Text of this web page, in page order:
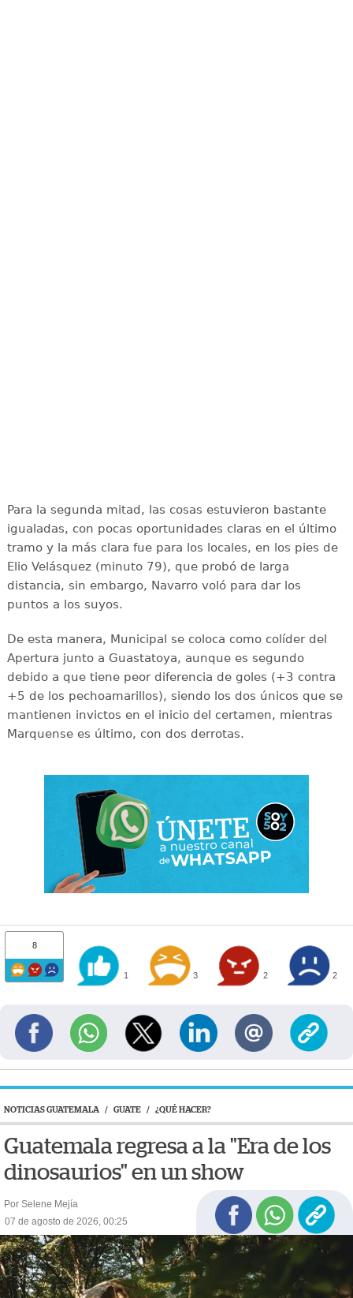
Para la segunda mitad, las cosas estuvieron bastante
igualadas, con pocas oportunidades claras en el último
tramo y la más clara fue para los locales, en los pies de
Elio Velásquez (minuto 79), que probó de larga
distancia, sin embargo, Navarro voló para dar los
puntos a los suyos.
De esta manera, Municipal se coloca como colíder del
Apertura junto a Guastatoya, aunque es segundo
debido a que tiene peor diferencia de goles (+3 contra
+5 de los pechoamarillos), siendo los dos únicos que se
mantienen invictos en el inicio del certamen, mientras
Marquense es último, con dos derrotas.
8
1 3 2 2
NOTICIAS GUATEMALA / GUATE / ¿QUÉ HACER?
Guatemala regresa a la "Era de los
dinosaurios" en un show
Por Selene Mejía
07 de agosto de 2026, 00:25